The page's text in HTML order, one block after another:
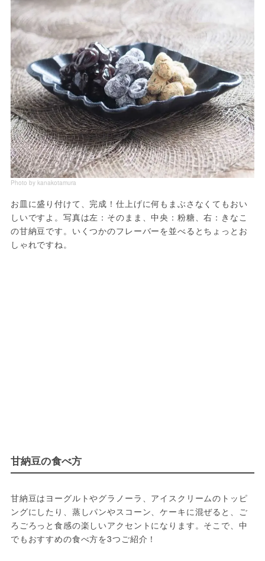
Photo by kanakotamura
お皿に盛り付けて、完成！仕上げに何もまぶさなくてもおい
しいですよ。写真は左：そのまま、中央：粉糖、右：きなこ
の甘納豆です。いくつかのフレーバーを並べるとちょっとお
しゃれですね。
甘納豆の食べ方
甘納豆はヨーグルトやグラノーラ、アイスクリームのトッピ
ングにしたり、蒸しパンやスコーン、ケーキに混ぜると、ご
ろごろっと食感の楽しいアクセントになります。そこで、中
でもおすすめの食べ方を3つご紹介！